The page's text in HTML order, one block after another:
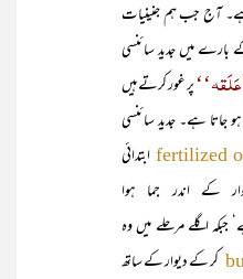
آج جب ہم جنینیات
بارے میں جدید سائنسی
پر غور کرتے ہیں
جاتا ہے۔ جدید سائنسی
fertilized ابتدائی
کے اندر جما ہوا
جبکہ اگلے مرحلے میں وہ
کر کے دیوار کے ساتھ